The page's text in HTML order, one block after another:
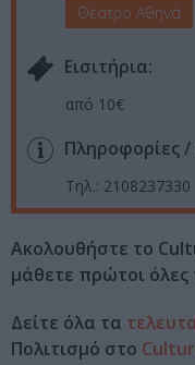
Θέατρο Αθηνά
Eισιτήρια:
από 10€
Πληροφορίες /
Τηλ.: 2108237330
Ακολουθήστε το
μάθετε πρώτοι όλες
Δείτε όλα τα
Πολιτισμό στο